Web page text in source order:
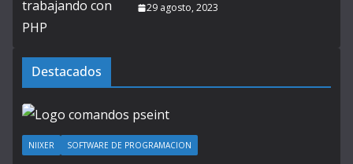
29 agosto, 2023
Destacados
NIIXER SOFTWARE DE PROGRAMACION